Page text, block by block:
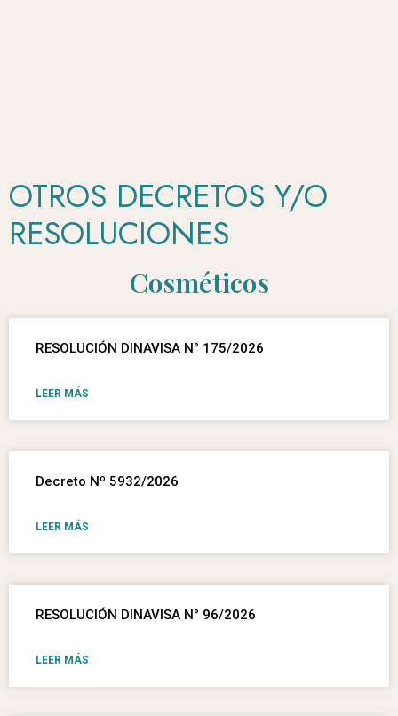
OTROS DECRETOS Y/O
RESOLUCIONES
Cosméticos
RESOLUCIÓN DINAVISA N° 175/2026
LEER MÁS
Decreto Nº 5932/2026
LEER MÁS
RESOLUCIÓN DINAVISA N° 96/2026
LEER MÁS